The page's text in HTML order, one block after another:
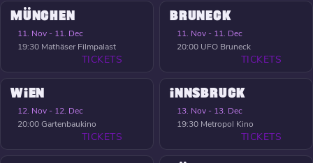
MÜNCHEN
11. Nov - 11. Dec
19:30 Mathäser Filmpalast
TICKETS
BRUNECK
11. Nov - 11. Dec
20:00 UFO Bruneck
TICKETS
WIEN
12. Nov - 12. Dec
20:00Gartenbaukino
TICKETS
INNSBRUCK
13. Nov - 13. Dec
19:30 Metropol Kino
TICKETS